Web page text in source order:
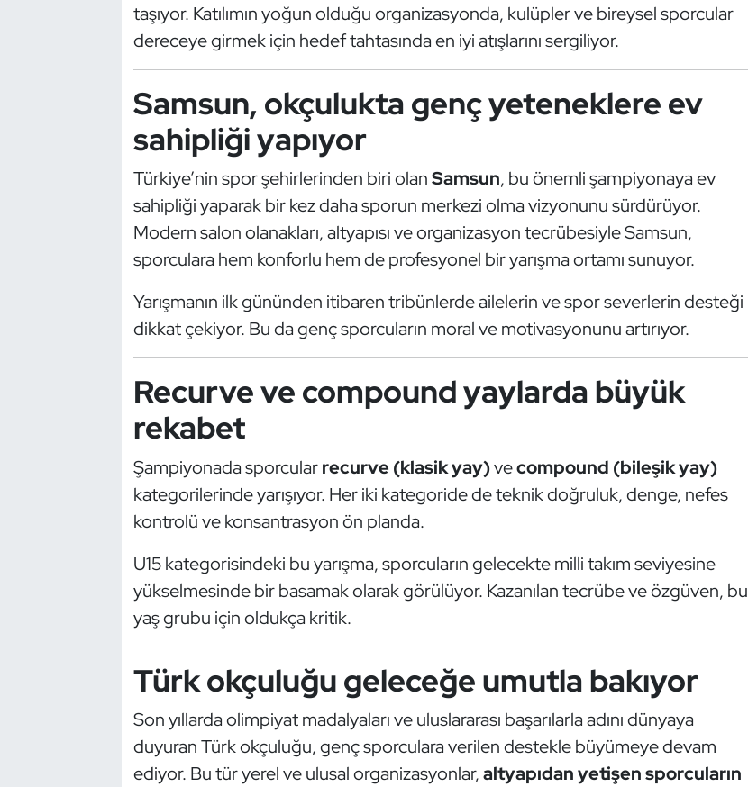
taşıyor. Katılımın yoğun olduğu organizasyonda, kulüpler ve bireysel sporcular
dereceye girmek için hedef tahtasında en iyi atışlarını sergiliyor.
Samsun, okçulukta genç yeteneklere ev
sahipliği yapıyor
Türkiye’nin spor şehirlerinden biri olanSamsun, bu önemli şampiyonaya ev
sahipliği yaparak bir kez daha sporun merkezi olma vizyonunu sürdürüyor.
Modern salon olanakları, altyapısı ve organizasyon tecrübesiyle Samsun,
sporculara hem konforlu hem de profesyonel bir yarışma ortamı sunuyor.
Yarışmanın ilk gününden itibaren tribünlerde ailelerin ve spor severlerin desteği
dikkat çekiyor. Bu da genç sporcuların moral ve motivasyonunu artırıyor.
Recurve ve compound yaylarda büyük
rekabet
Şampiyonada sporcularrecurve (klasik yay)vecompound (bileşik yay)
kategorilerinde yarışıyor. Her iki kategoride de teknik doğruluk, denge, nefes
kontrolü ve konsantrasyon ön planda.
U15 kategorisindeki bu yarışma, sporcuların gelecekte milli takım seviyesine
yükselmesinde bir basamak olarak görülüyor. Kazanılan tecrübe ve özgüven, bu
yaş grubu için oldukça kritik.
Türk okçuluğu geleceğe umutla bakıyor
Son yıllarda olimpiyat madalyaları ve uluslararası başarılarla adını dünyaya
duyuran Türk okçuluğu, genç sporculara verilen destekle büyümeye devam
ediyor. Bu tür yerel ve ulusal organizasyonlar,altyapıdan yetişen sporcuların
Kano ve Rafting
Modern Pentatlon
Motor Sporları
Oryantiring
Özel Sporcular